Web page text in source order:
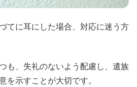
てに耳にした場合、対応に迷う方
も、失礼のないよう配慮し、遺族
を示すことが大切です。